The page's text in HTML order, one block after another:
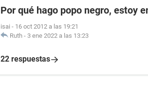
Por qué hago popo negro, estoy
isai - 16 oct 2012 a las 19:21
Ruth - 3 ene 2022 a las 13:23
22 respuestas